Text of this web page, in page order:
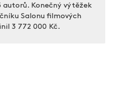
autorů. Konečný výtěžek
Salonu filmových
3 772 000 Kč.